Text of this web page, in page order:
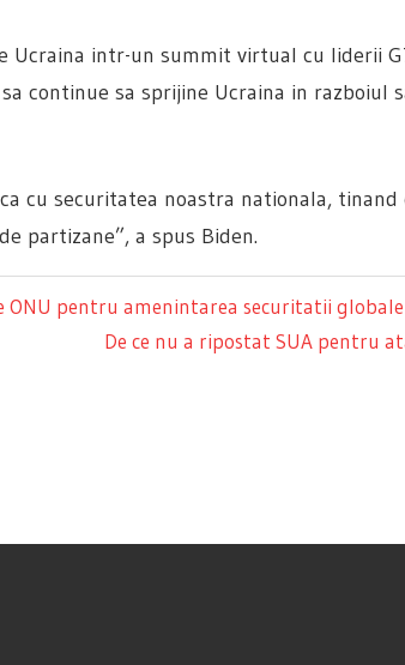
Ucraina intr-un summit virtual cu liderii
continue sa sprijine Ucraina in razboiul
cu securitatea noastra nationala,
partizane”, a spus Biden.
ONU pentru amenintarea securitatii globale
Next
De ce nu a ripostat SUA pentru